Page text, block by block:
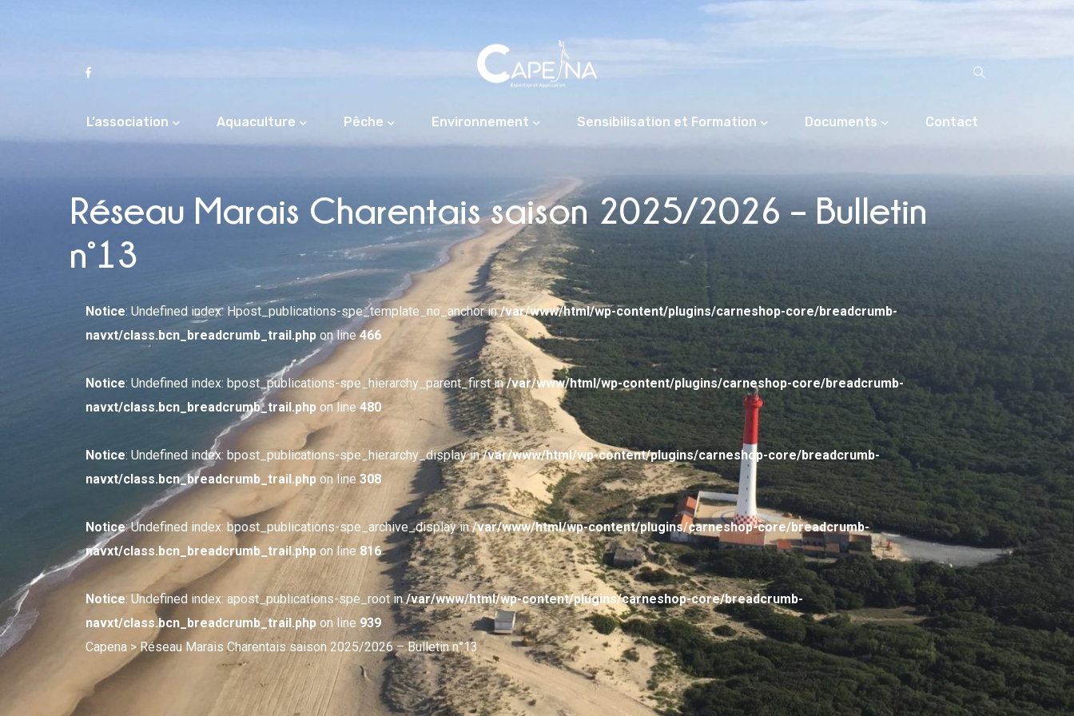
L’association Aquaculture Pêche Environnement Sensibilisation et Formation Documents Contact
Réseau Marais Charentais saison 2025/2026 – Bulletin
n°13
Notice: Undefined index: Hpost_publications-spe_template_no_anchor in/var/www/html/wp-content/plugins/carneshop-core/breadcrumb-
navxt/class.bcn_breadcrumb_trail.php on line466
Notice: Undefined index: bpost_publications-spe_hierarchy_parent_first in/var/www/html/wp-content/plugins/carneshop-core/breadcrumb-
navxt/class.bcn_breadcrumb_trail.php on line 480
Notice: Undefined index: bpost_publications-spe_hierarchy_display in/var/www/html/wp-content/plugins/carneshop-core/breadcrumb-
navxt/class.bcn_breadcrumb_trail.php on line 308
Notice: Undefined index: bpost_publications-spe_archive_display in/var/www/html/wp-content/plugins/carneshop-core/breadcrumb-
navxt/class.bcn_breadcrumb_trail.phpon line816
Notice: Undefined index: apost_publications-spe_root in/var/www/html/wp-content/plugins/carneshop-core/breadcrumb-
navxt/class.bcn_breadcrumb_trail.php on line 939
Capena > Réseau Marais Charentais saison 2025/2026 – Bulletin n°13